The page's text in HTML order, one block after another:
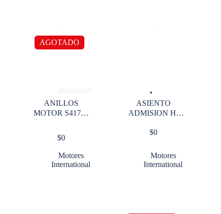
AGOTADO
ANILLOS
MOTOR S41781
$0
Motores
International
ASIENTO
ADMISION HI
$0
Motores
International